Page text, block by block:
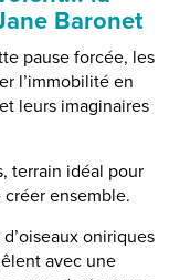
Baronet
pause forcée, les
l’immobilité en
leurs imaginaires
terrain idéal pour
ensemble.
oniriques
avec une